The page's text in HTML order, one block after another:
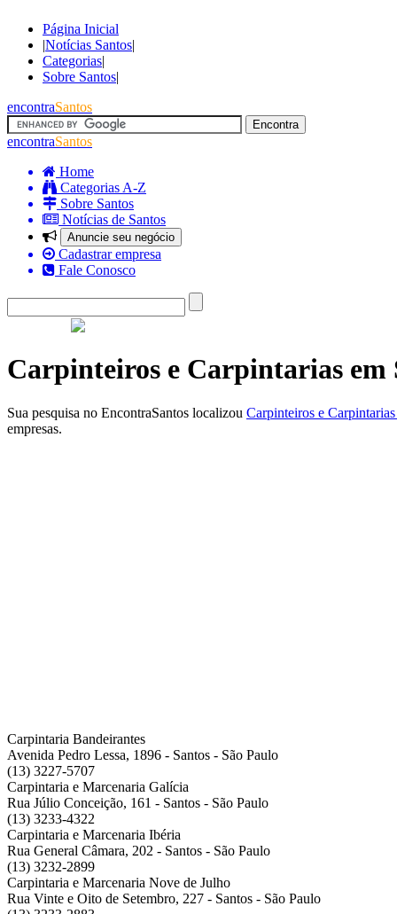
Página Inicial
|Notícias Santos|
Categorias|
Sobre Santos|
encontraSantos
encontraSantos
Home
Categorias A-Z
Sobre Santos
Notícias de Santos
Anuncie seu negócio
Cadastrar empresa
Fale Conosco
Carpinteiros e Carpintarias em
Sua pesquisa no EncontraSantos localizou Carpinteiros e
empresas.
Carpintaria Bandeirantes
Avenida Pedro Lessa, 1896 - Santos - São Paulo
(13) 3227-5707
Carpintaria e Marcenaria Galícia
Rua Júlio Conceição, 161 - Santos - São Paulo
(13) 3233-4322
Carpintaria e Marcenaria Ibéria
Rua General Câmara, 202 - Santos - São Paulo
(13) 3232-2899
Carpintaria e Marcenaria Nove de Julho
Rua Vinte e Oito de Setembro, 227 - Santos - São Paulo